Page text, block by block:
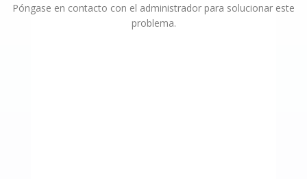
Póngase en contacto con el administrador para solucionar este
problema.